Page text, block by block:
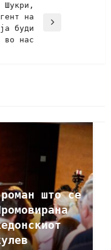
Шукри,
на
буди
во нас
што се